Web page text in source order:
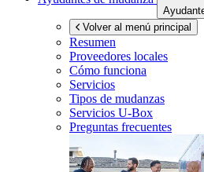
Volver al menú principal
Resumen
Proveedores locales
Cómo funciona
Servicios
Tipos de mudanzas
Servicios U-Box
Preguntas frecuentes